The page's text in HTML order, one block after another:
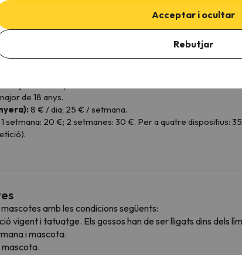
Blanc):
de dilluns a diumenge (excepte dissabtes): de 9:
de 18 anys.
de 18 anys.
8 € / dia; 25 € / setmana.
setmana: 20 €; 2 setmanes: 30 €. Per a quatre dispositius:
amb les condicions següents:
vigent i tatuatge. Els gossos han de ser lligats dins dels
i mascota.
mascota.
Acceptar i ocultar
Rebutjar